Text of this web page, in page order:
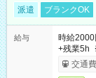
派遣 ブランクOK
給与
時給
+残業5h
取りサー
交通